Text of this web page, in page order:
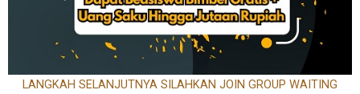
LANGKAH SELANJUTNYA SILAHKAN JOIN GROUP WAITING